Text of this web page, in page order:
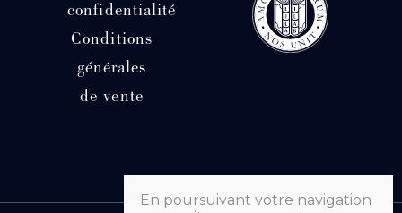
confidentialité
Conditions
générales
de vente
En poursuivant votre navigation